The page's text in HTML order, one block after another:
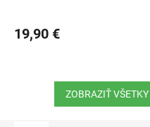
19,90 €
ZOBRAZIŤ